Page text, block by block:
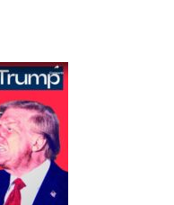
Page Page